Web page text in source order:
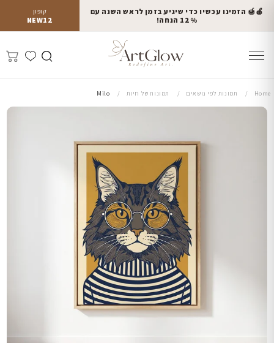
קופון
NEW12
🍎🍯 הזמינו עכשיו כדי שיגיע בזמן לראש השנה עם
12% הנחה!
Home תמונות לפי נושאים תמונות של חיות Milo